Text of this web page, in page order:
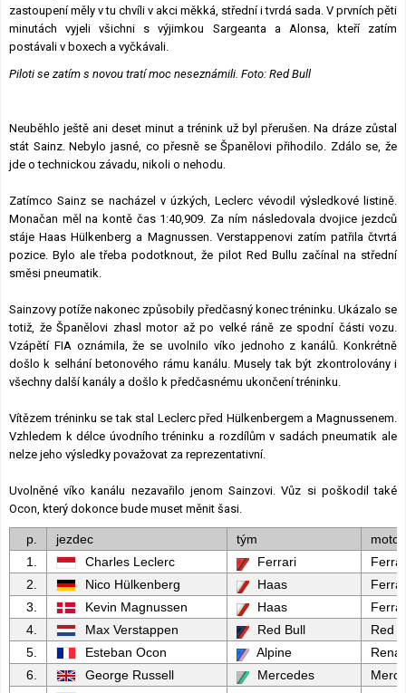
zastoupení měly v tu chvíli v akci měkká, střední i tvrdá sada. V prvních pěti
minutách vyjeli všichni s výjimkou Sargeanta a Alonsa, kteří zatím
postávali v boxech a vyčkávali.
Piloti se zatím s novou tratí moc neseznámili. Foto: Red Bull
Neuběhlo ještě ani deset minut a trénink už byl přerušen. Na dráze zůstal
stát Sainz. Nebylo jasné, co přesně se Španělovi přihodilo. Zdálo se, že
jde o technickou závadu, nikoli o nehodu.
Zatímco Sainz se nacházel v úzkých, Leclerc vévodil výsledkové listině.
Monačan měl na kontě čas 1:40,909. Za ním následovala dvojice jezdců
stáje Haas Hülkenberg a Magnussen. Verstappenovi zatím patřila čtvrtá
pozice. Bylo ale třeba podotknout, že pilot Red Bullu začínal na střední
směsi pneumatik.
Sainzovy potíže nakonec způsobily předčasný konec tréninku. Ukázalo se
totiž, že Španělovi zhasl motor až po velké ráně ze spodní části vozu.
Vzápětí FIA oznámila, že se uvolnilo víko jednoho z kanálů. Konkrétně
došlo k selhání betonového rámu kanálu. Musely tak být zkontrolovány i
všechny další kanály a došlo k předčasnému ukončení tréninku.
Vítězem tréninku se tak stal Leclerc před Hülkenbergem a Magnussenem.
Vzhledem k délce úvodního tréninku a rozdílům v sadách pneumatik ale
nelze jeho výsledky považovat za reprezentativní.
Uvolněné víko kanálu nezavařilo jenom Sainzovi. Vůz si poškodil také
Ocon, který dokonce bude muset měnit šasi.
p. jezdec tým
motor
1.
Charles Leclerc Ferrari
2.
Nico Hülkenberg Haas
3.
Kevin Magnussen Haas
4.
Max Verstappen Red Bull
Red
5.
Esteban Ocon Alpine
6.
George Russell Mercedes